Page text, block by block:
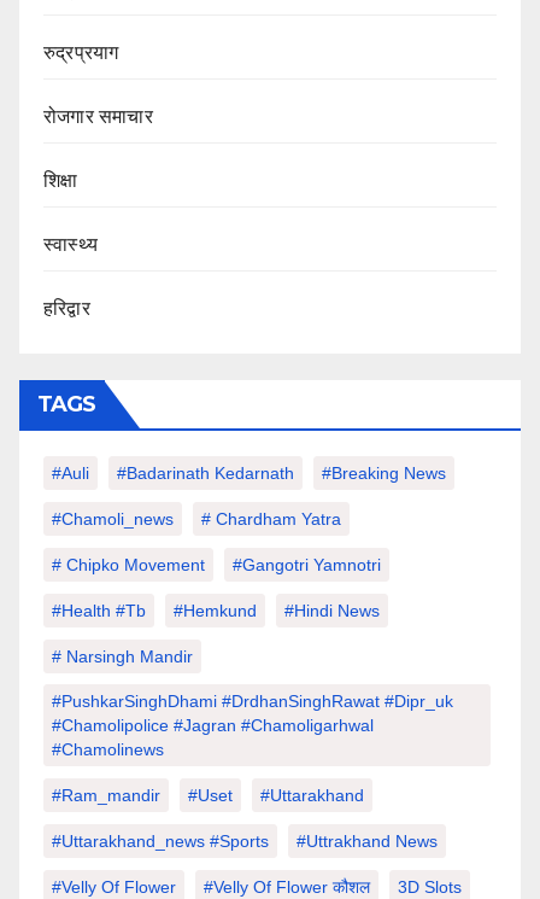
रुद्रप्रयाग
रोजगार समाचार
शिक्षा
स्वास्थ्य
हरिद्वार
TAGS
#auli #Badarinath Kedarnath #Breaking News
#chamoli_news # Chardham Yatra
# Chipko Movement #Gangotri Yamnotri
#Health #tb #hemkund #hindi News
# Narsingh Mandir
#PushkarSinghDhami #drdhanSinghRawat #dipr_uk
#chamolipolice #Jagran #chamoligarhwal
#chamolinews
#Ram_mandir #uset #uttarakhand
#Uttarakhand_news #sports #Uttrakhand News
#velly Of Flower #velly Of Flower कौशल 3D Slots